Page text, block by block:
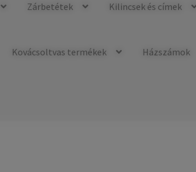
Zárbetétek Kilincsek és címek
Kovácsoltvas termékek Házszámok